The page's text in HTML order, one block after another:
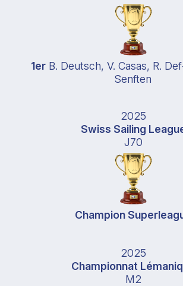
1erB. Deutsch, V. Casas, R.
Senften
2025
Swiss Sailing
J70
Champion
2025
Championnat
M2